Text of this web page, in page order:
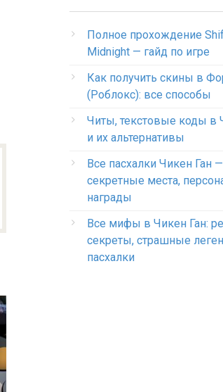
Полное прохождение
Midnight — гайд по игре
Как получить скины в
(Роблокс): все способы
Читы, текстовые коды в
и их альтернативы
Все пасхалки Чикен Ган —
секретные места,
награды
Все мифы в Чикен Ган:
секреты, страшные
пасхалки